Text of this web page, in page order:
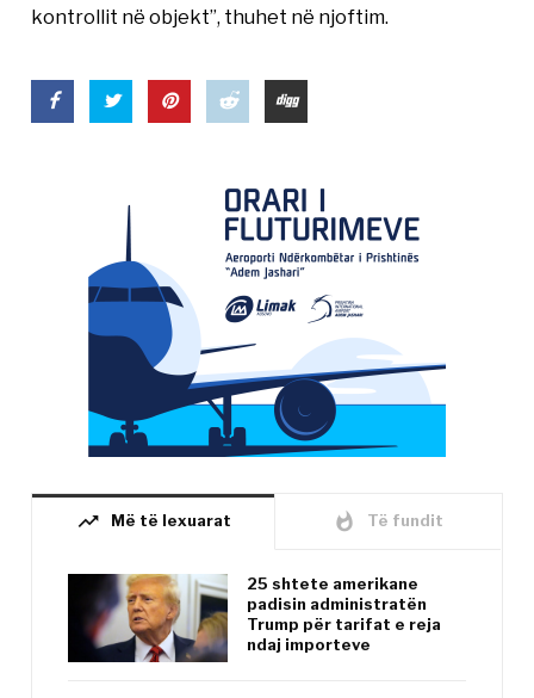
kontrollit në objekt”, thuhet në njoftim.
trending_up Më të lexuarat whatshot Të fundit
25 shtete amerikane
padisin administratën
Trump për tarifat e reja
ndaj importeve